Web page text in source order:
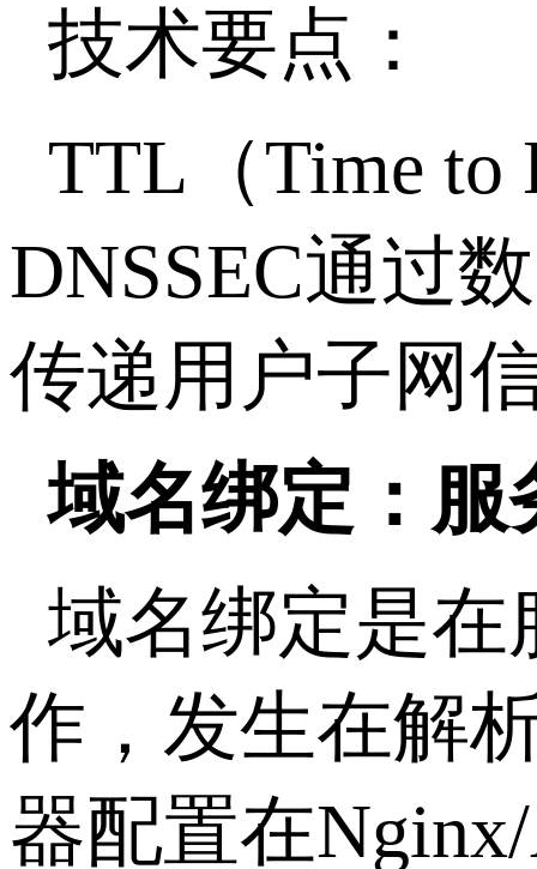
技术要点：
TTL （Time to
DNSSEC通过
传递用户子网
域名绑定：服
域名绑定是在
作，发生在解
器配置在